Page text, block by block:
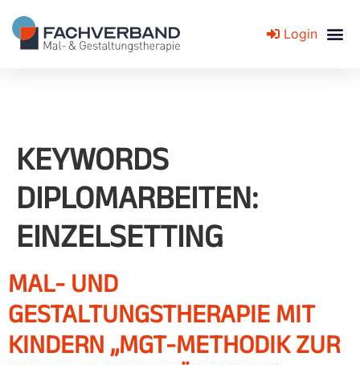
Login
KEYWORDS
DIPLOMARBEITEN:
EINZELSETTING
MAL- UND
GESTALTUNGSTHERAPIE MIT
KINDERN „MGT-METHODIK ZUR